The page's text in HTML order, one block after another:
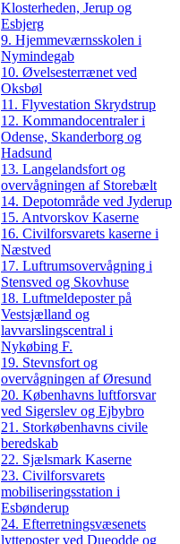
Klosterheden, Jerup og
Esbjerg
9. Hjemmeværnsskolen i
Nymindegab
10. Øvelsesterrænet ved
Oksbøl
11. Flyvestation Skrydstrup
12. Kommandocentraler i
Odense, Skanderborg og
Hadsund
13. Langelandsfort og
overvågningen af Storebælt
14. Depotområde ved Jyderup
15. Antvorskov Kaserne
16. Civilforsvarets kaserne i
Næstved
17. Luftrumsovervågning i
Stensved og Skovhuse
18. Luftmeldeposter på
Vestsjælland og
lavvarslingscentral i
Nykøbing F.
19. Stevnsfort og
overvågningen af Øresund
20. Københavns luftforsvar
ved Sigerslev og Ejbybro
21. Storkøbenhavns civile
beredskab
22. Sjælsmark Kaserne
23. Civilforsvarets
mobiliseringsstation i
Esbønderup
24. Efterretningsvæsenets
lytteposter ved Dueodde og